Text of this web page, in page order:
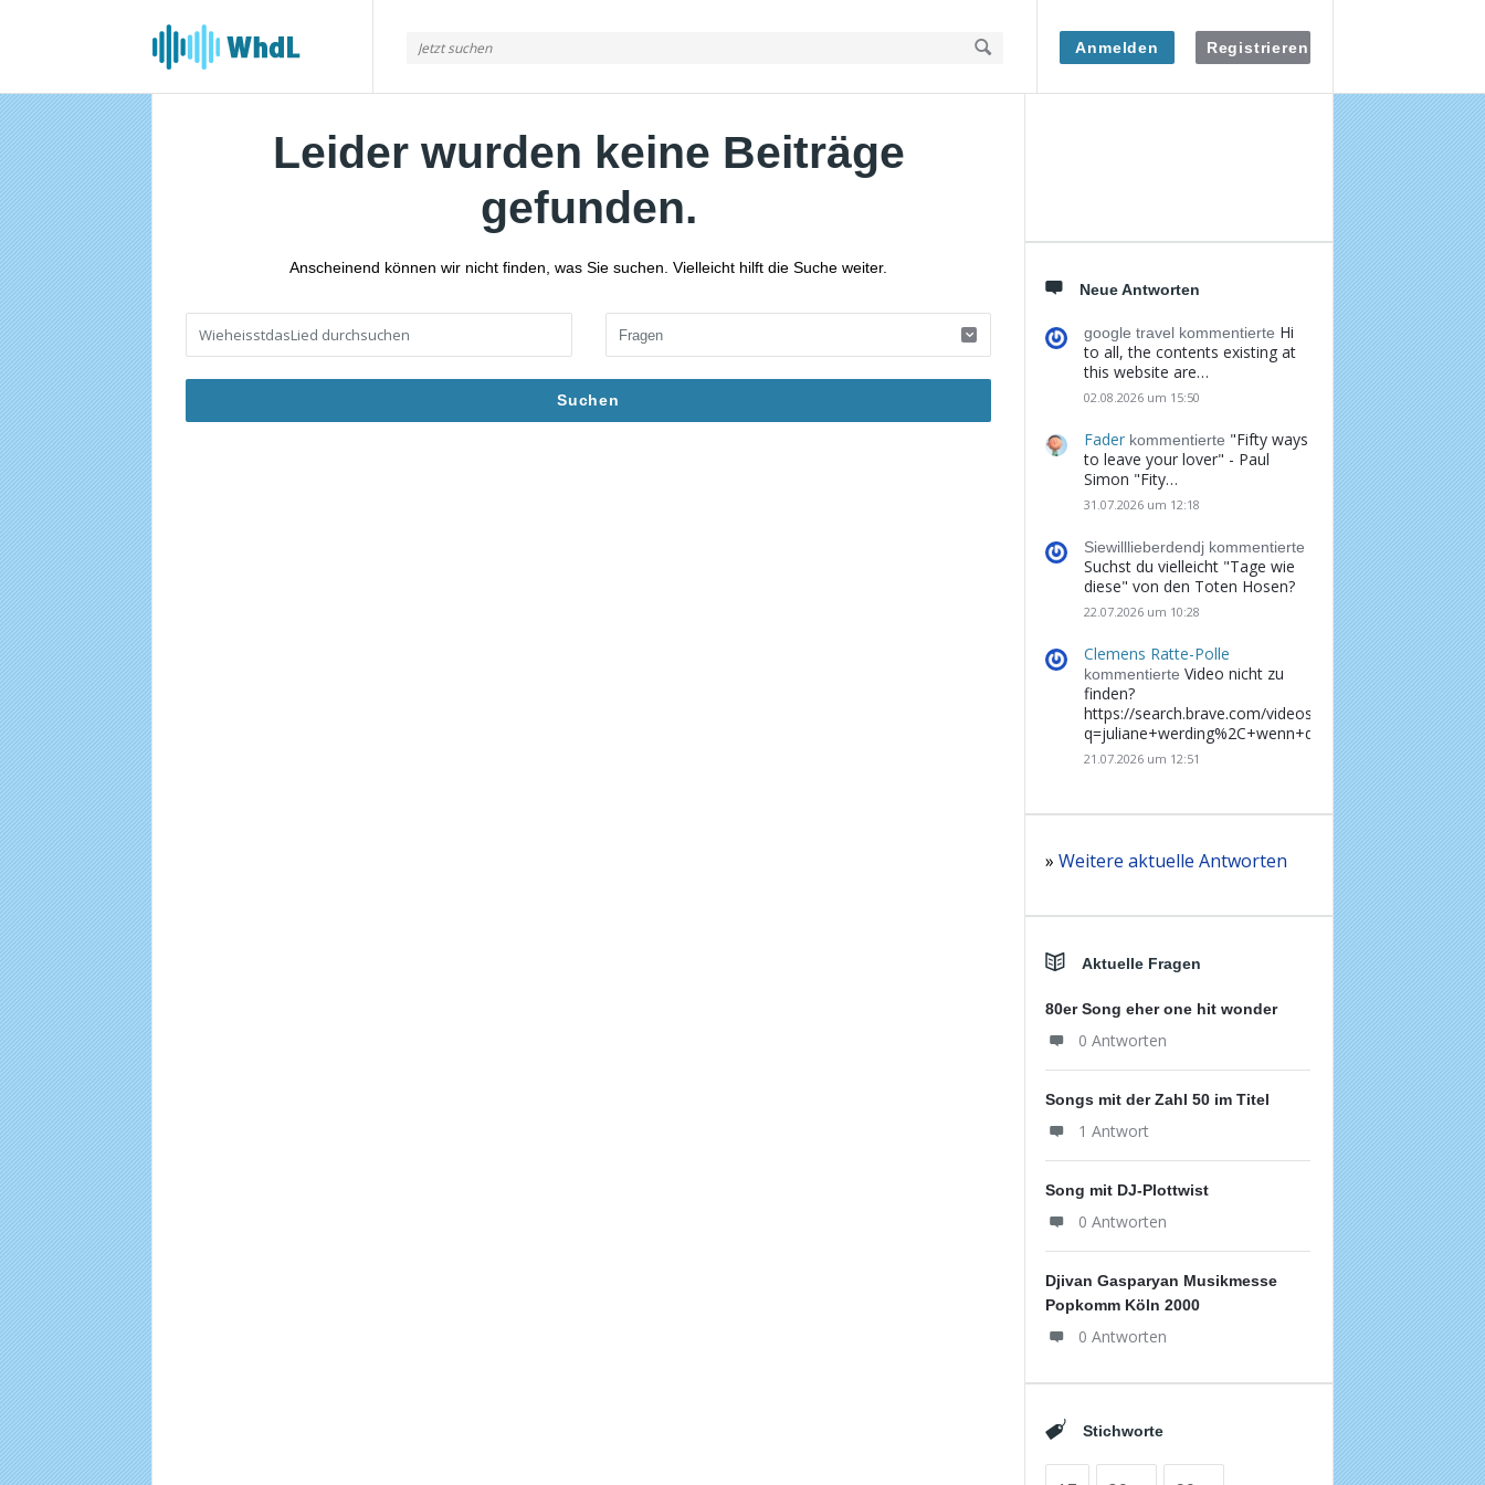
Anmelden Registrieren
Musikforum
von
Leider wurden keine Beiträge
gefunden.
Anscheinend können wir nicht finden, was Sie suchen. Vielleicht hilft die Suche weiter.
Seitenleiste
Neue Antworten
google travel kommentierte Hi
to all, the contents existing at
this website are…
02.08.2026 um 15:50
Fader kommentierte "Fifty ways
to leave your lover" - Paul
Simon "Fity…
31.07.2026 um 12:18
Siewilllieberdendj kommentierte
Suchst du vielleicht "Tage wie
diese" von den Toten Hosen?
22.07.2026 um 10:28
Clemens Ratte-Polle
kommentierte Video nicht zu
finden?
https://search.brave.com/videos?
21.07.2026 um 12:51
» Weitere aktuelle Antworten
Aktuelle Fragen
80er Song eher one hit wonder
0 Antworten
Songs mit der Zahl 50 im Titel
1 Antwort
Song mit DJ-Plottwist
0 Antworten
Djivan Gasparyan Musikmesse
Popkomm Köln 2000
0 Antworten
Stichworte